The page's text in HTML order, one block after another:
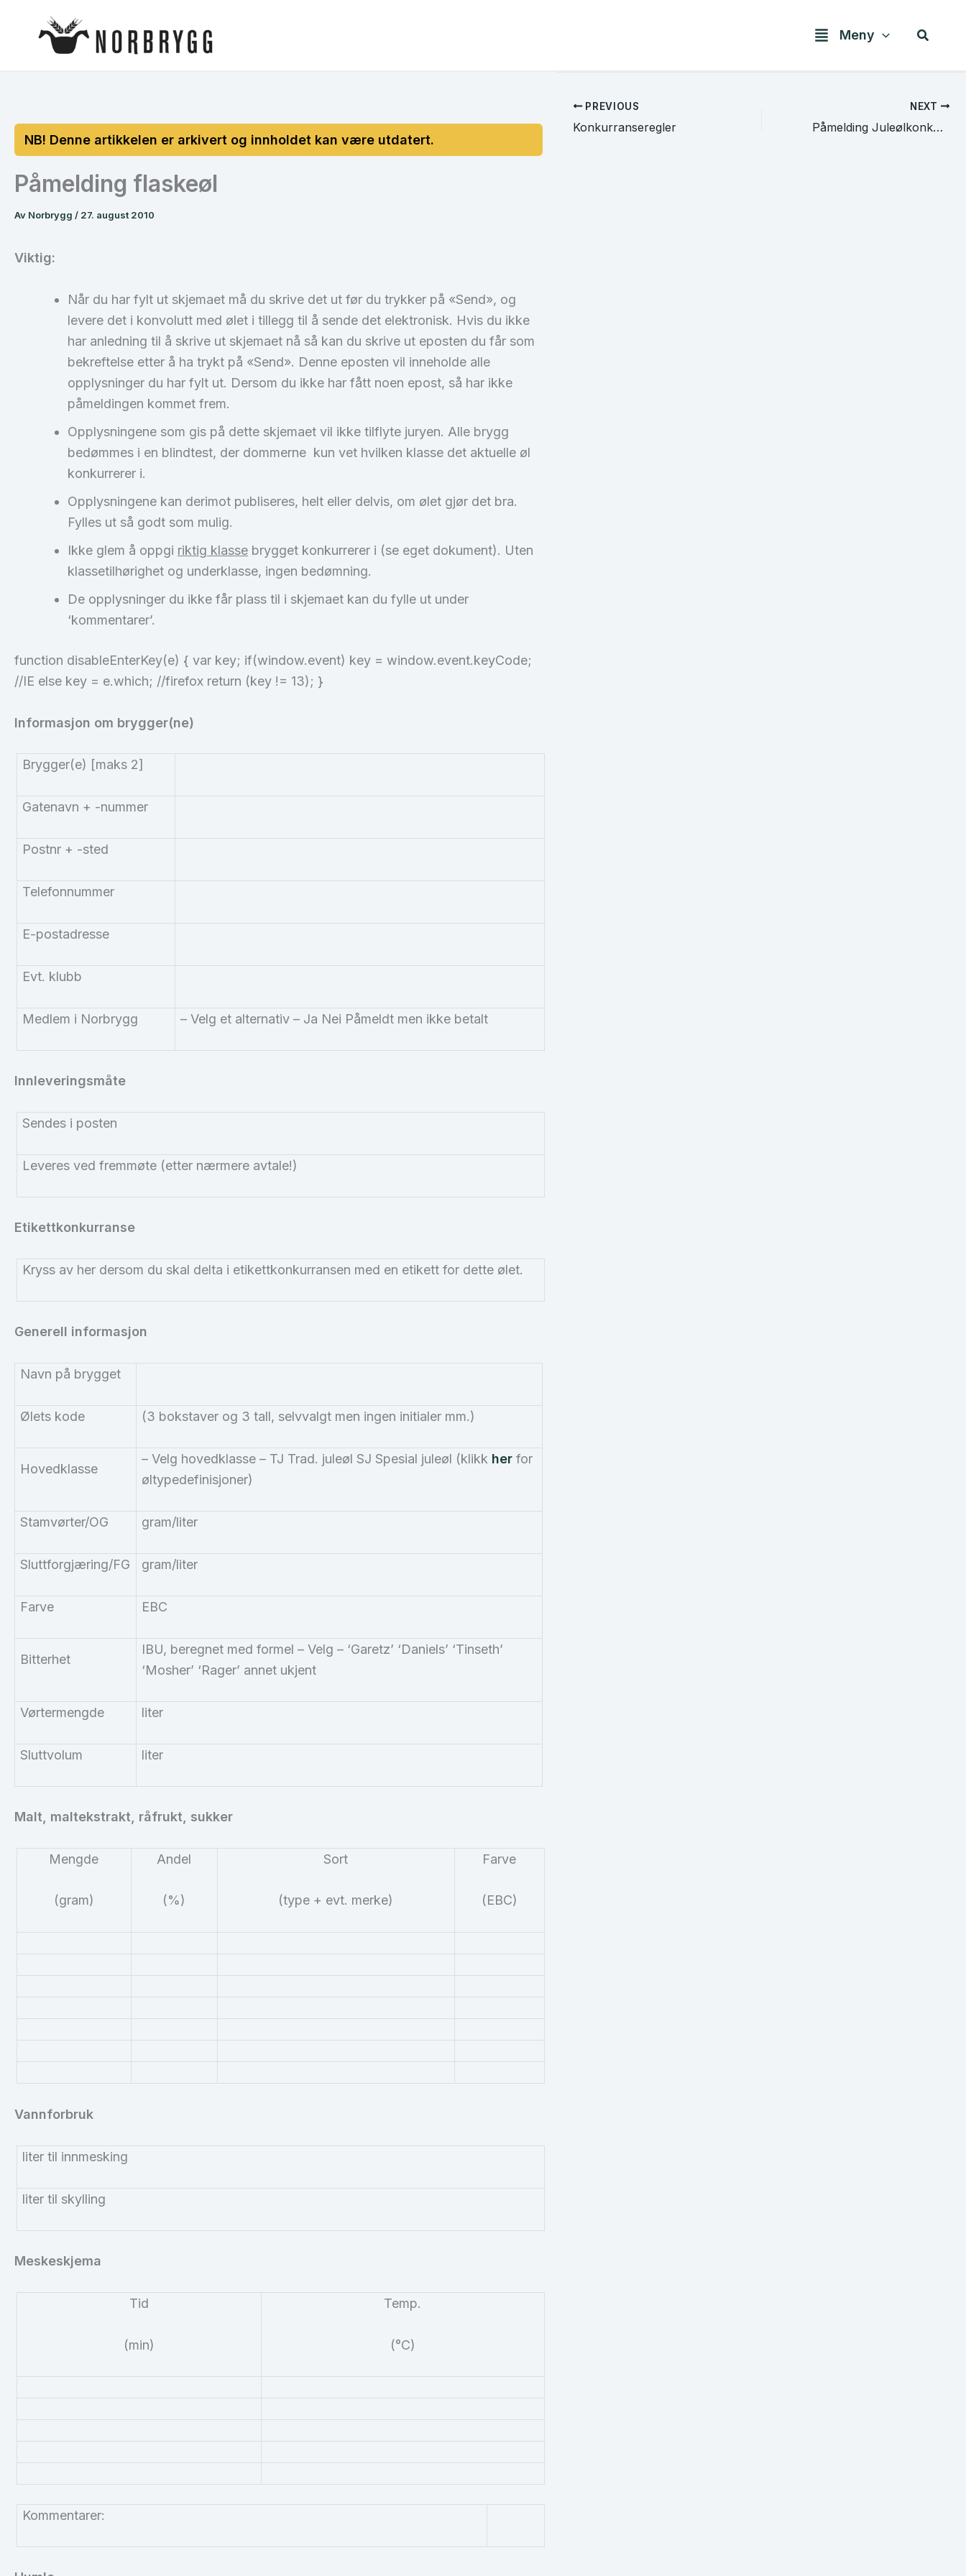
Meny Søk
Påmelding flaskeøl
Av Norbrygg / 27. august 2010
Viktig:
Når du har fylt ut skjemaet må du skrive det ut før du trykker på «Send», og
levere det i konvolutt med ølet i tillegg til å sende det elektronisk. Hvis du ikke
har anledning til å skrive ut skjemaet nå så kan du skrive ut eposten du får som
bekreftelse etter å ha trykt på «Send». Denne eposten vil inneholde alle
opplysninger du har fylt ut. Dersom du ikke har fått noen epost, så har ikke
påmeldingen kommet frem.
Opplysningene som gis på dette skjemaet vil ikke tilflyte juryen. Alle brygg
bedømmes i en blindtest, der dommerne kun vet hvilken klasse det aktuelle øl
konkurrerer i.
Opplysningene kan derimot publiseres, helt eller delvis, om ølet gjør det bra.
Fylles ut så godt som mulig.
Ikke glem å oppgi riktig klasse brygget konkurrerer i (se eget dokument). Uten
klassetilhørighet og underklasse, ingen bedømning.
De opplysninger du ikke får plass til i skjemaet kan du fylle ut under
‘kommentarer’.
function disableEnterKey(e) { var key; if(window.event) key = window.event.keyCode;
//IE else key = e.which; //firefox return (key != 13); }
Informasjon om brygger(ne)
Brygger(e) [maks 2]
Gatenavn + -nummer
Postnr + -sted
Telefonnummer
E-postadresse
Evt. klubb
Medlem i Norbrygg – Velg et alternativ – Ja Nei Påmeldt men ikke betalt
Innleveringsmåte
Sendes i posten
Leveres ved fremmøte (etter nærmere avtale!)
Etikettkonkurranse
Kryss av her dersom du skal delta i etikettkonkurransen med en etikett for dette ølet.
Generell informasjon
Navn på brygget
Ølets kode (3 bokstaver og 3 tall, selvvalgt men ingen initialer mm.)
Hovedklasse
– Velg hovedklasse – TJ Trad. juleøl SJ Spesial juleøl (klikk her for
øltypedefinisjoner)
Stamvørter/OG gram/liter
Sluttforgjæring/FG gram/liter
Farve EBC
Bitterhet
IBU, beregnet med formel – Velg – ‘Garetz’ ‘Daniels’ ‘Tinseth’
‘Mosher’ ‘Rager’ annet ukjent
Vørtermengde liter
Sluttvolum liter
Malt, maltekstrakt, råfrukt , sukker
Mengde
(gram)
Andel
(%)
Sort
(type + evt. merke)
Farve
(EBC)
Vannforbruk
liter til innmesking
liter til skylling
Meskeskjema
Tid
(min)
Temp.
(°C)
Kommentarer:
PREVIOUS
Konkurranseregler
NEXT
Påmelding Juleølkonkurransen 2010 mottatt